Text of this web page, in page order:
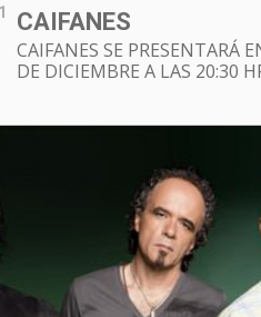
CAIFANES
CAIFANES SE PRESENTARÁ
DE DICIEMBRE A LAS 20:30